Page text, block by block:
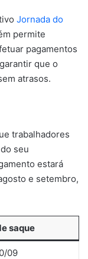
Jornada do
permite
pagamentos
que o
atrasos.
trabalhadores
seu
estará
e setembro,
saque
09